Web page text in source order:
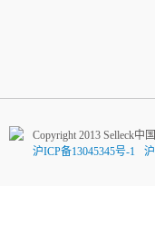
Copyright 2013 Selleck中
沪ICP备13045345号-1